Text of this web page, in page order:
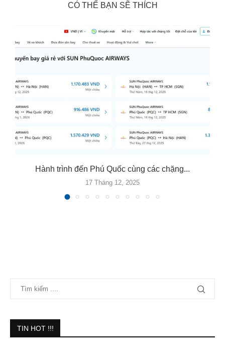
CÓ THỂ BẠN SẼ THÍCH
Hành trình đến Phú Quốc cùng các chặng...
17 Tháng 12, 2025
TIN HOT !!!